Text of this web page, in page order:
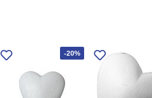
-20%